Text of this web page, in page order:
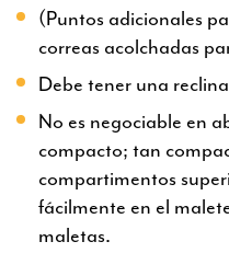
(Puntos adicionales
correas acolchadas
Debe tener una
No es negociable en
compacto; tan
compartimentos
fácilmente en el
maletas.